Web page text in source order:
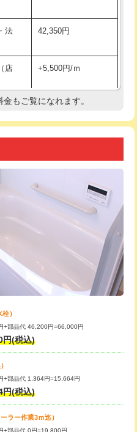
法
42,350円
店
+5,500円/ｍ
現地調査
33,000円
8,800円
・修
業）
・修
業）
22,000円
・修
業）
33,000円
33,000円
もご覧になれます。
）
+部品代 46,200円=66,000円
円(税込)
+部品代 1,364円=15,664円
円(税込)
ラー作業3ｍ迄）
+部品代 0円=19,800円